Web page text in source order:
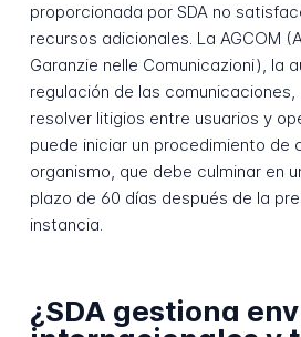
proporcionada por SDA no
recursos adicionales. La AGCOM
Garanzie nelle Comunicazioni), la
regulación de las
resolver litigios entre usuarios y
puede iniciar un procedimiento de
organismo, que debe culminar en
plazo de 60 días después de la
instancia.
¿SDA gestiona